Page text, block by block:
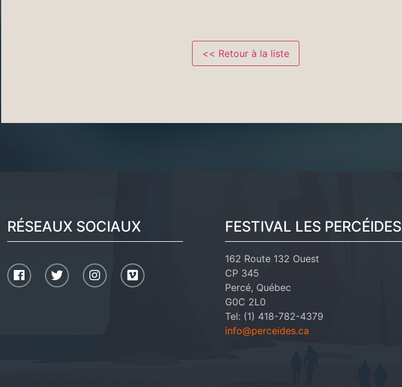
RÉSEAUX SOCIAUX FESTIVAL LES PERCÉIDES
162 Route 132 Ouest
CP 345
Percé, Québec
G0C 2L0
Tel: (1) 418-782-4379
info@perceides.ca